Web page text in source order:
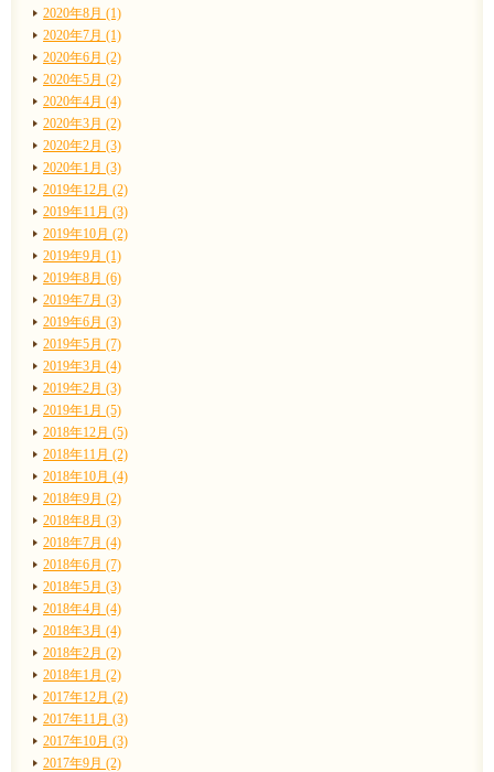
2020年8月 (1)
2020年7月 (1)
2020年6月 (2)
2020年5月 (2)
2020年4月 (4)
2020年3月 (2)
2020年2月 (3)
2020年1月 (3)
2019年12月 (2)
2019年11月 (3)
2019年10月 (2)
2019年9月 (1)
2019年8月 (6)
2019年7月 (3)
2019年6月 (3)
2019年5月 (7)
2019年3月 (4)
2019年2月 (3)
2019年1月 (5)
2018年12月 (5)
2018年11月 (2)
2018年10月 (4)
2018年9月 (2)
2018年8月 (3)
2018年7月 (4)
2018年6月 (7)
2018年5月 (3)
2018年4月 (4)
2018年3月 (4)
2018年2月 (2)
2018年1月 (2)
2017年12月 (2)
2017年11月 (3)
2017年10月 (3)
2017年9月 (2)